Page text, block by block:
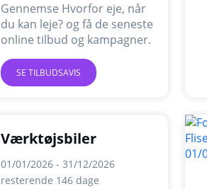
Gennemse Hvorfor eje, når
du kan leje? og få de seneste
online tilbud og kampagner.
SE TILBUDSAVIS
Værktøjsbiler
01/01/2026 - 31/12/2026
resterende 146 dage